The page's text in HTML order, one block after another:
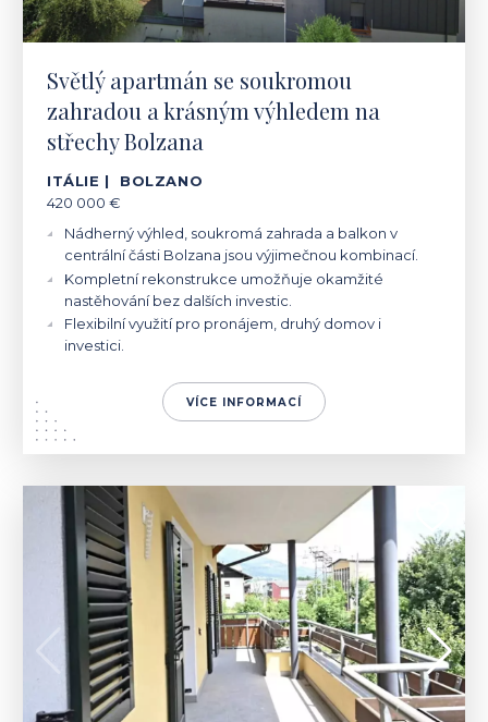
Světlý apartmán se soukromou
zahradou a krásným výhledem na
střechy Bolzana
ITÁLIE | BOLZANO
420 000 €
Nádherný výhled, soukromá zahrada a balkon v
centrální části Bolzana jsou výjimečnou kombinací.
Kompletní rekonstrukce umožňuje okamžité
nastěhování bez dalších investic.
Flexibilní využití pro pronájem, druhý domov i
investici.
VÍCE INFORMACÍ
ITÁLIE | BRUNICO
565 000 €